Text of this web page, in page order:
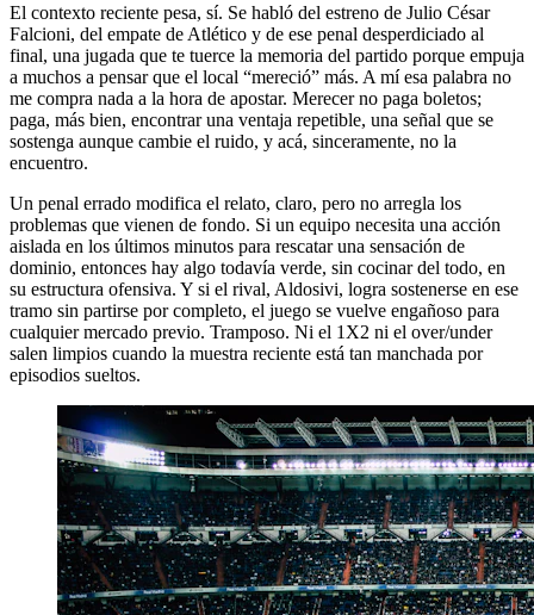
El contexto reciente pesa, sí. Se habló del estreno de Julio César
Falcioni, del empate de Atlético y de ese penal desperdiciado al
final, una jugada que te tuerce la memoria del partido porque empuja
a muchos a pensar que el local “mereció” más. A mí esa palabra no
me compra nada a la hora de apostar. Merecer no paga boletos;
paga, más bien, encontrar una ventaja repetible, una señal que se
sostenga aunque cambie el ruido, y acá, sinceramente, no la
encuentro.
Un penal errado modifica el relato, claro, pero no arregla los
problemas que vienen de fondo. Si un equipo necesita una acción
aislada en los últimos minutos para rescatar una sensación de
dominio, entonces hay algo todavía verde, sin cocinar del todo, en
su estructura ofensiva. Y si el rival, Aldosivi, logra sostenerse en ese
tramo sin partirse por completo, el juego se vuelve engañoso para
cualquier mercado previo. Tramposo. Ni el 1X2 ni el over/under
salen limpios cuando la muestra reciente está tan manchada por
episodios sueltos.